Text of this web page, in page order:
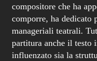
compositore che ha
comporre, ha dedicato
manageriali teatrali.
partitura anche il testo
influenzato sia la